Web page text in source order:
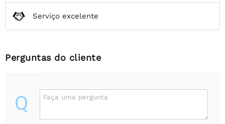
Serviço excelente
Perguntas do cliente
Q Faça uma pergunta